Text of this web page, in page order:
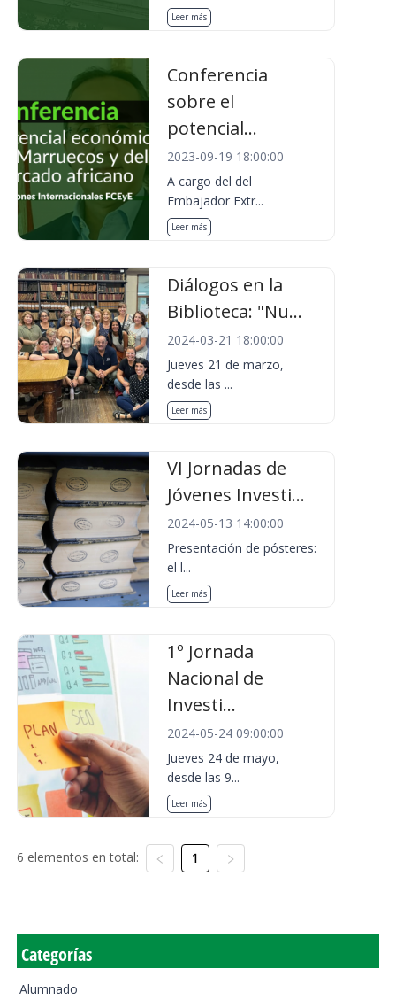
Leer más
Conferencia
sobre el
potencial...
2023-09-19 18:00:00
A cargo del del
Embajador Extr...
Leer más
Diálogos en la
Biblioteca: "Nu...
2024-03-21 18:00:00
Jueves 21 de marzo,
desde las ...
Leer más
VI Jornadas de
Jóvenes Investi...
2024-05-13 14:00:00
Presentación de pósteres:
el l...
Leer más
1º Jornada
Nacional de
Investi...
2024-05-24 09:00:00
Jueves 24 de mayo,
desde las 9...
Leer más
6 elementos en total: 1
Categorías
Alumnado